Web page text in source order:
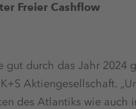
Freier Cashflow
durch das Jahr 2024
Aktiengesellschaft.
des Atlantiks wie auch